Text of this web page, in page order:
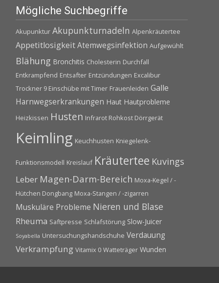
Mögliche Suchbegriffe
Akupunktur Akupunkturnadeln Alpenkräutertee
AppetitlosigkeitAtemwegsinfektion Aufgewühlt
Blähung Bronchitis Cholesterin Durchfall
Entkrampfend Entsafter Entzündungen Excalibur
Trockner 9 Einschübe mit Timer Frauenleiden Galle
Harnwegserkrankungen Haut Hautprobleme
Heizkissen Husten Infrarot Rohkost Dörrgerät
Keimling Keuchhusten Kniegelenk-
Funktionsmodell Kreislauf Kräutertee Kuvings
Leber Magen-Darm-Bereich Moxa-Kegel / -
Hütchen Dongbang Moxa-Stangen / -zigarren
Muskuläre Probleme Nieren und Blase
Rheuma Saftpresse Schlafstörung Slow-Juicer
Soyabella Untersuchungshandschuhe Verdauung
Verkrampfung Vitamix 0 Watteträger Wunden